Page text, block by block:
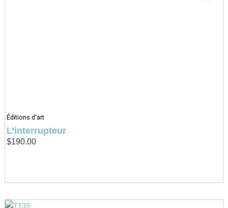
Éditions d'art
L’interrupteur
$190.00